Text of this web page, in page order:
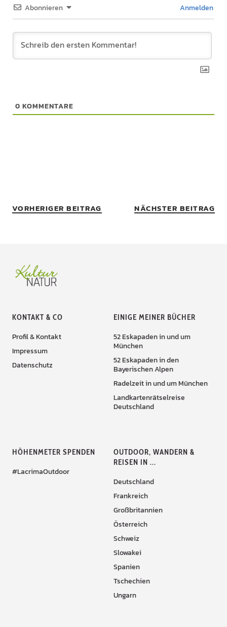
Abonnieren Anmelden
0 KOMMENTARE
VORHERIGER BEITRAG NÄCHSTER BEITRAG
KONTAKT & CO
Profil & Kontakt
Impressum
Datenschutz
EINIGE MEINER BÜCHER
52 Eskapaden in und um
München
52 Eskapaden in den
Bayerischen Alpen
Radelzeit in und um München
Landkartenrätselreise
Deutschland
HÖHENMETER SPENDEN
#LacrimaOutdoor
OUTDOOR, WANDERN &
REISEN IN ...
Deutschland
Frankreich
Großbritannien
Österreich
Schweiz
Slowakei
Spanien
Tschechien
Ungarn